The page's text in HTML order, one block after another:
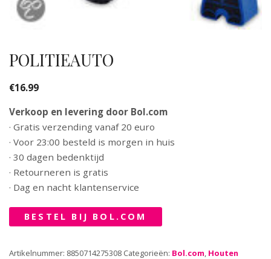
POLITIEAUTO
€16.99
Verkoop en levering door Bol.com
· Gratis verzending vanaf 20 euro
· Voor 23:00 besteld is morgen in huis
· 30 dagen bedenktijd
· Retourneren is gratis
· Dag en nacht klantenservice
BESTEL BIJ BOL.COM
Artikelnummer: 8850714275308 Categorieën: Bol.com, Houten